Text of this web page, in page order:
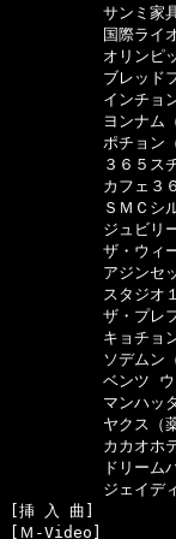
サンミ家
国際ライオンズ
オリンピッ
ブレッドファ
インチョン（仁
ヨンナム（嶺
ポチョン（抱川
３６５スチー
カフェ３６
ＳＭＣシルラ（
ジュビリー
ザ・ウィーク
アジンセッ
スタジオ１
ザ・プレフ
キョチョンチキ
ソデムン（西
ベンツ ウィジョ
マンハッタン
ヤクス（薬水
カカオホテ
ドリームハウ
ジェイディハウ
[挿 入 曲]
[Ｍ-Video]